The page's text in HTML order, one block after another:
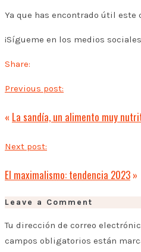
Ya que has encontrado útil este
¡Sígueme en los medios
Share:
Previous post:
« La sandía, un alimento muy
Next post:
El maximalismo: tendencia 2023 »
Leave a Comment
Tu dirección de correo
campos obligatorios están